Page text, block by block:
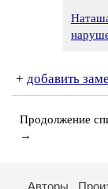
+ добавить
Продолжение
→
Авторы